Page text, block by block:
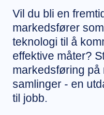
Vil du bli en
markedsfører
teknologi til å
effektive måter?
markedsføring på
samlinger - en
til jobb.